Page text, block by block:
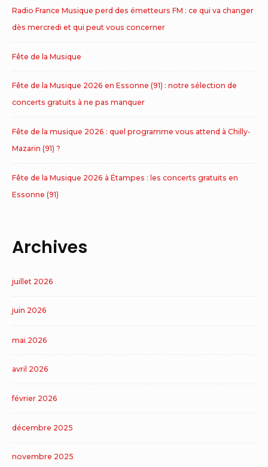
Radio France Musique perd des émetteurs FM : ce qui va changer
dès mercredi et qui peut vous concerner
Fête de la Musique
Fête de la Musique 2026 en Essonne (91) : notre sélection de
concerts gratuits à ne pas manquer
Fête de la musique 2026 : quel programme vous attend à Chilly-
Mazarin (91) ?
Fête de la Musique 2026 à Étampes : les concerts gratuits en
Essonne (91)
Archives
juillet 2026
juin 2026
mai 2026
avril 2026
février 2026
décembre 2025
novembre 2025